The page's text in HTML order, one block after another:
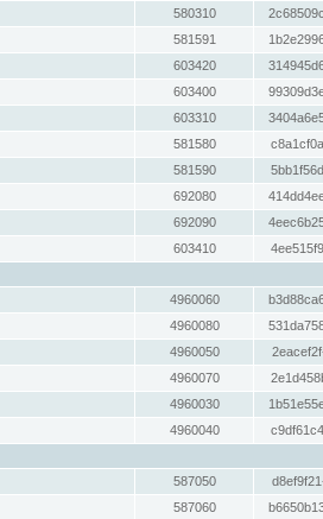
580310
581591
603420
603400
603310
581580
581590
692080
692090
603410
4960060
4960080
4960050
4960070
4960030
4960040
587050
587060